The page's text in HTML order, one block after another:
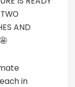
AND
in